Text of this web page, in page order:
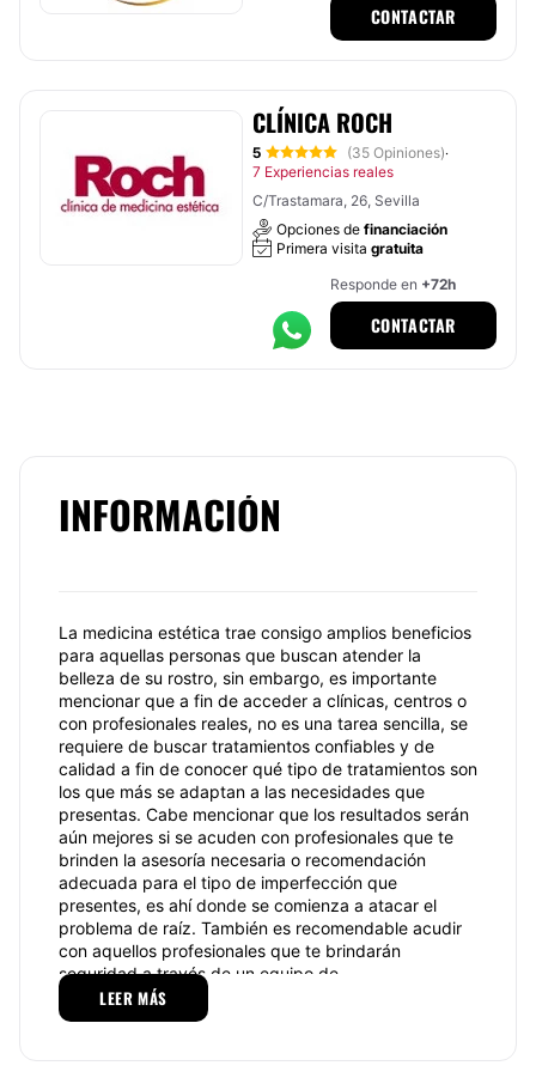
CONTACTAR
CLÍNICA ROCH
5 (35 Opiniones)·
7 Experiencias reales
C/Trastamara, 26, Sevilla
Opciones de financiación
Primera visita gratuita
Responde en +72h
CONTACTAR
INFORMACIÓN
La medicina estética trae consigo amplios beneficios
para aquellas personas que buscan atender la
belleza de su rostro, sin embargo, es importante
mencionar que a fin de acceder a clínicas, centros o
con profesionales reales, no es una tarea sencilla, se
requiere de buscar tratamientos confiables y de
calidad a fin de conocer qué tipo de tratamientos son
los que más se adaptan a las necesidades que
presentas. Cabe mencionar que los resultados serán
aún mejores si se acuden con profesionales que te
brinden la asesoría necesaria o recomendación
adecuada para el tipo de imperfección que
presentes, es ahí donde se comienza a atacar el
problema de raíz. También es recomendable acudir
con aquellos profesionales que te brindarán
seguridad a través de un equipo de
vanguardia.Clínica Del Doctor Ortiz - Medicina
Estéticase encarga de brindarte la atención que
LEER MÁS